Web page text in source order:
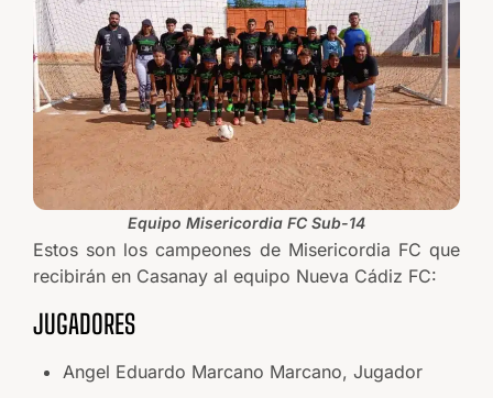
Equipo Misericordia FC Sub-14
Estos son los campeones de Misericordia FC que
recibirán en Casanay al equipo Nueva Cádiz FC:
JUGADORES
Angel Eduardo Marcano Marcano, Jugador